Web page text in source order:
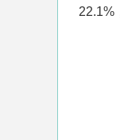
22.1%